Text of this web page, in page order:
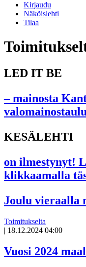
Kirjaudu
Näköislehti
Tilaa
LED IT BE
– mainosta
KESÄLEHTI
on ilmestynyt!
klikkaamalla
Joulu vieraalla
Toimitukselta
| 18.12.2024 04:00
Vuosi 2024